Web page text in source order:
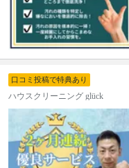
口コミ投稿で特典あり
ハウスクリーニング glück